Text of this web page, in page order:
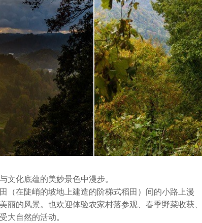
化底蕴的美妙景色中漫步。
（在陡峭的坡地上建造的阶梯式稻田）间的小路上漫
的风景。也欢迎体验农家村落参观、春季野菜收获、
大自然的活动。